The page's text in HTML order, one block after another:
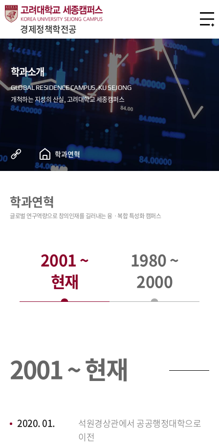
경제정책학전공
학과소개
학과연혁
학과연혁
2001 ~
현재
1980 ~
2000
2001 ~ 현재
2020. 01.
석원경상관에서 공공행정대학으로
이전